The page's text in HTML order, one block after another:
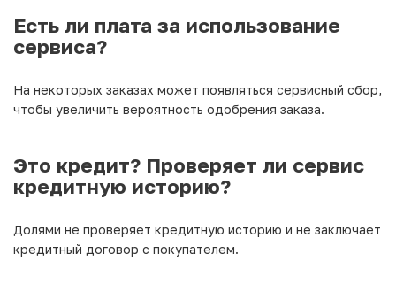
Есть ли плата за использование
сервиса?
На некоторых заказах может появляться сервисный сбор,
чтобы увеличить вероятность одобрения заказа.
Это кредит? Проверяет ли сервис
кредитную историю?
Долями не проверяет кредитную историю и не заключает
кредитный договор с покупателем.